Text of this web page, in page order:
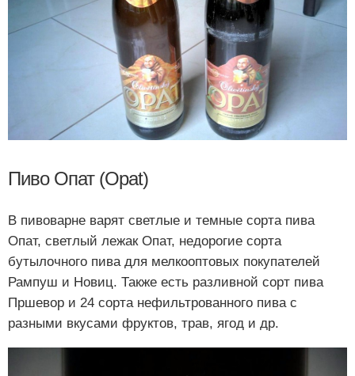
Пиво Опат (Opat)
В пивоварне варят светлые и темные сорта пива
Опат, светлый лежак Опат, недорогие сорта
бутылочного пива для мелкооптовых покупателей
Рампуш и Новиц. Также есть разливной сорт пива
Пршевор и 24 сорта нефильтрованного пива с
разными вкусами фруктов, трав, ягод и др.